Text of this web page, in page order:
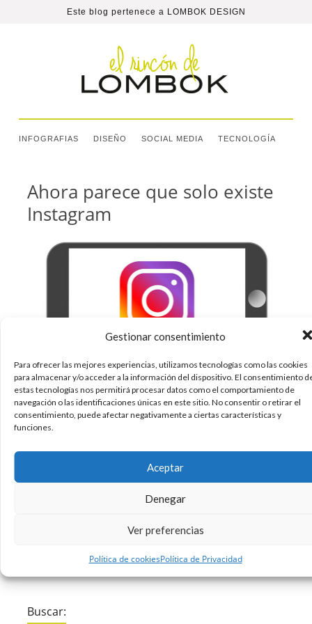
Gestionar consentimiento
Para ofrecer las mejores experiencias, utilizamos tecnologías como las cookies
para almacenar y/o acceder a la información del dispositivo. El consentimiento
estas tecnologías nos permitirá procesar datos como el comportamiento de
navegación o las identificaciones únicas en este sitio. No consentir o retirar el
consentimiento, puede afectar negativamente a ciertas características y
funciones.
Aceptar
Denegar
Ver preferencias
Política de cookiesPolítica de Privacidad
Este blog pertenece a LOMBOK DESIGN
INFOGRAFIAS DISEÑO SOCIAL MEDIA TECNOLOGÍA
Ahora parece que solo existe
Instagram
Y casi casi es verdad. Instagram es actualmente
el Top One entre las actuales redes sociales. Y
así seguirá siendo según las previsiones de The
Buscar: